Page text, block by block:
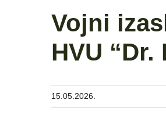
Vojni
HVU
15.05.2026.